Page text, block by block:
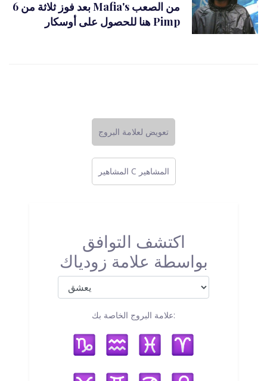
بعد فوز ثلاثة من 6 Mafia's من الصعب
هنا للحصول على أوسكار Pimp
تعويض لعلامة البروج
المشاهير C المشاهير
اكتشف التوافق
بواسطة علامة زودياك
علامة البروج الخاصة بك: